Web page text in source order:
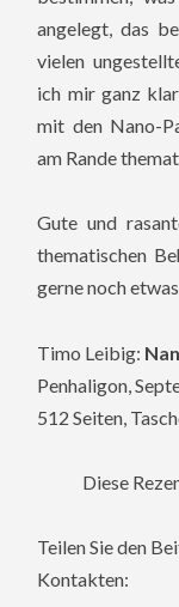
angelegt, das
vielen
ich mir ganz
mit den Nano-
am Rande
Gute und
thematischen
gerne noch
Timo Leibig:
Penhaligon,
512 Seiten,
Diese
Teilen Sie den
Kontakten: